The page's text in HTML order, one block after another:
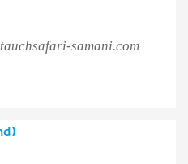
samani.com